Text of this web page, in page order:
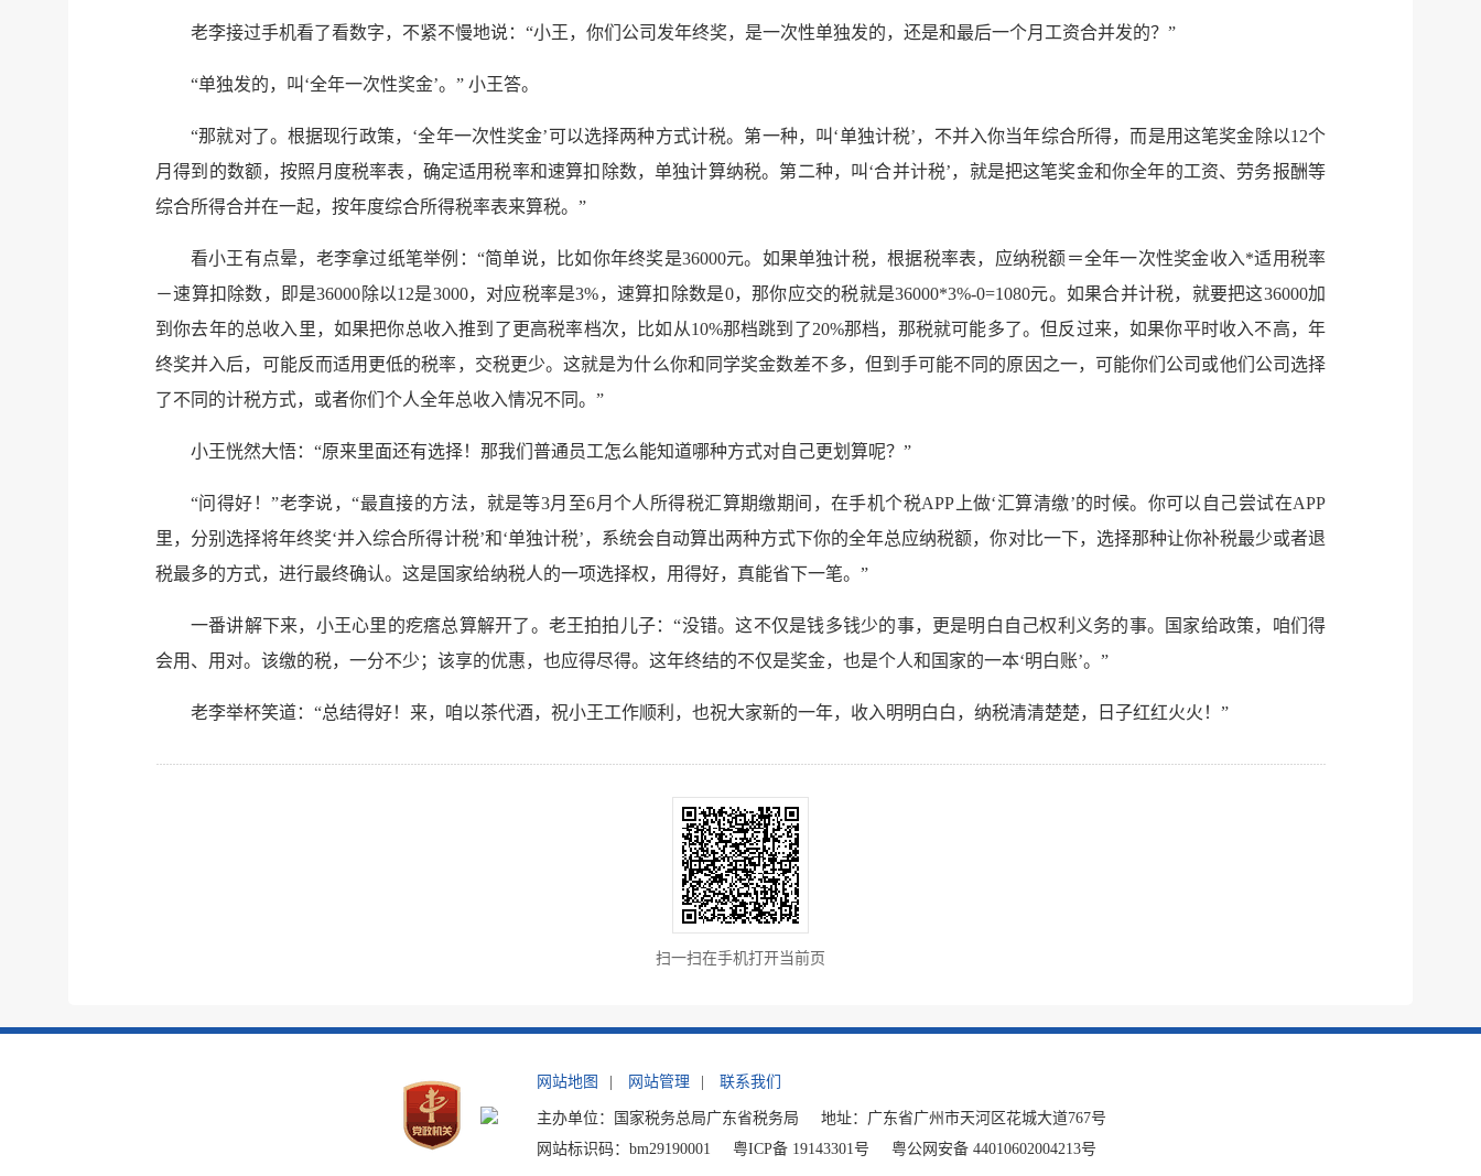
老李接过手机看了看数字，不紧不慢地说：“小王，你们公司发年终奖，是一次性单独发的，还是和最后一个月工资合并发的？”
“单独发的，叫‘全年一次性奖金’。” 小王答。
“那就对了。根据现行政策，‘全年一次性奖金’可以选择两种方式计税。第一种，叫‘单独计税’，不并入你当年综合所得，而是用这笔奖金除以12个
月得到的数额，按照月度税率表，确定适用税率和速算扣除数，单独计算纳税。第二种，叫‘合并计税’，就是把这笔奖金和你全年的工资、劳务报酬等
综合所得合并在一起，按年度综合所得税率表来算税。”
看小王有点晕，老李拿过纸笔举例：“简单说，比如你年终奖是36000元。如果单独计税，根据税率表，应纳税额＝全年一次性奖金收入*适用税率
－速算扣除数，即是36000除以12是3000，对应税率是3%，速算扣除数是0，那你应交的税就是36000*3%-0=1080元。如果合并计税，就要把这36000加
到你去年的总收入里，如果把你总收入推到了更高税率档次，比如从10%那档跳到了20%那档，那税就可能多了。但反过来，如果你平时收入不高，年
终奖并入后，可能反而适用更低的税率，交税更少。这就是为什么你和同学奖金数差不多，但到手可能不同的原因之一，可能你们公司或他们公司选择
了不同的计税方式，或者你们个人全年总收入情况不同。”
小王恍然大悟：“原来里面还有选择！那我们普通员工怎么能知道哪种方式对自己更划算呢？”
“问得好！”老李说，“最直接的方法，就是等3月至6月个人所得税汇算期缴期间，在手机个税APP上做‘汇算清缴’的时候。你可以自己尝试在APP
里，分别选择将年终奖‘并入综合所得计税’和‘单独计税’，系统会自动算出两种方式下你的全年总应纳税额，你对比一下，选择那种让你补税最少或者退
税最多的方式，进行最终确认。这是国家给纳税人的一项选择权，用得好，真能省下一笔。”
一番讲解下来，小王心里的疙瘩总算解开了。老王拍拍儿子：“没错。这不仅是钱多钱少的事，更是明白自己权利义务的事。国家给政策，咱们得
会用、用对。该缴的税，一分不少；该享的优惠，也应得尽得。这年终结的不仅是奖金，也是个人和国家的一本‘明白账’。”
老李举杯笑道：“总结得好！来，咱以茶代酒，祝小王工作顺利，也祝大家新的一年，收入明明白白，纳税清清楚楚，日子红红火火！”
扫一扫在手机打开当前页
网站地图 网站管理 联系我们
主办单位：国家税务总局广东省税务局
地址：广东省广州市天河区花城大道767号
网站标识码：bm29190001
粤ICP备 19143301号 粤公网安备 44010602004213号